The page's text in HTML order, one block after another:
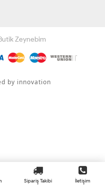
Zeynebim
by innovation
Sipariş Takibi İletişim